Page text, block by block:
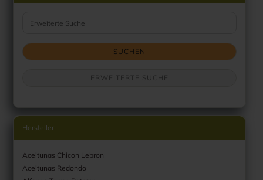
SUCHEN
ERWEITERTE SUCHE
Hersteller
Aceitunas Chicon Lebron
Aceitunas Redondo